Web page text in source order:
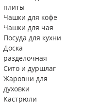
плиты
Чашки для кофе
Чашки для чая
Посуда для кухни
Доска
разделочная
Сито и дуршлаг
Жаровни для
духовки
Кастрюли